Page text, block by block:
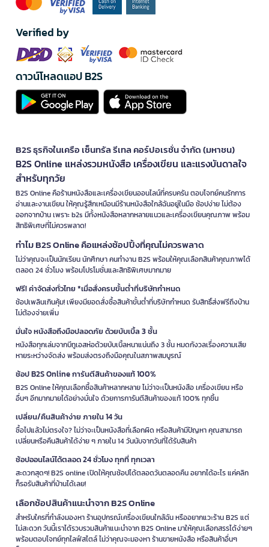
Verified by
ดาวน์โหลดแอป B2S
B2S ธุรกิจในเครือ เซ็นทรัล รีเทล คอร์ปอเรชั่น จำกัด (มหาชน)
B2S Online แหล่งรวมหนังสือ เครื่องเขียน และแรงบันดาลใจ
สำหรับทุกวัย
B2S Online คือร้านหนังสือและเครื่องเขียนออนไลน์ที่ครบครัน ตอบโจทย์คนรักการ
อ่านและงานเขียน ให้คุณรู้สึกเหมือนมีร้านหนังสือใกล้ฉันอยู่ในมือ ช้อปง่าย ไม่ต้อง
ออกจากบ้าน เพราะ b2s มีทั้งหนังสือหลากหลายแนวและเครื่องเขียนคุณภาพ พร้อม
สิทธิพิเศษที่ไม่ควรพลาด!
ทำไม B2S Online คือแหล่งช้อปปิ้งที่คุณไม่ควรพลาด
ไม่ว่าคุณจะเป็นนักเรียน นักศึกษา คนทำงาน B2S พร้อมให้คุณเลือกสินค้าคุณภาพได้
ตลอด 24 ชั่วโมง พร้อมโปรโมชั่นและสิทธิพิเศษมากมาย
ฟรี! ค่าจัดส่งทั่วไทย *เมื่อสั่งครบขั้นต่ำที่บริษัทกำหนด
ช้อปเพลินเกินคุ้ม! เพียงมียอดสั่งซื้อสินค้าขั้นต่ำที่บริษัทกำหนด รับสิทธิ์ส่งฟรีถึงบ้าน
ไม่ต้องจ่ายเพิ่ม
มั่นใจ หนังสือถึงมือปลอดภัย ด้วยบับเบิ้ล 3 ชั้น
หนังสือทุกเล่มจากบีทูเอสห่อด้วยบับเบิ้ลหนาแน่นถึง 3 ชั้น หมดกังวลเรื่องความเสีย
หายระหว่างจัดส่ง พร้อมส่งตรงถึงมือคุณในสภาพสมบูรณ์
ช้อป B2S Online การันตีสินค้าของแท้ 100%
B2S Online ให้คุณเลือกซื้อสินค้าหลากหลาย ไม่ว่าจะเป็นหนังสือ เครื่องเขียน หรือ
อื่นๆ อีกมากมายได้อย่างมั่นใจ ด้วยการการันตีสินค้าของแท้ 100% ทุกชิ้น
เปลี่ยน/คืนสินค้าง่าย ภายใน 14 วัน
ซื้อไปแล้วไม่ตรงใจ? ไม่ว่าจะเป็นหนังสือที่เลือกผิด หรือสินค้ามีปัญหา คุณสามารถ
เปลี่ยนหรือคืนสินค้าได้ง่าย ๆ ภายใน 14 วันนับจากวันที่ได้รับสินค้า
ช้อปออนไลน์ได้ตลอด 24 ชั่วโมง ทุกที่ ทุกเวลา
สะดวกสุดๆ! B2S online เปิดให้คุณช้อปได้ตลอดวันตลอดคืน อยากได้อะไร แค่คลิก
ก็รอรับสินค้าที่บ้านได้เลย!
เลือกช้อปสินค้าแนะนำจาก B2S Online
สำหรับใครที่กำลังมองหา ร้านอุปกรณ์เครื่องเขียนใกล้ฉัน หรืออยากแวะร้าน B2S แต่
ไม่สะดวก วันนี้เราได้รวบรวมสินค้าแนะนำจาก B2S Online มาให้คุณเลือกสรรได้ง่ายๆ
พร้อมตอบโจทย์ทุกไลฟ์สไตล์ ไม่ว่าคุณจะมองหา ร้านขายหนังสือ หรือสินค้าอื่นๆ